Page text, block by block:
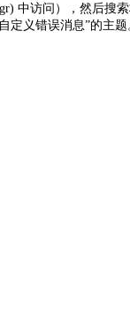
中访问），然后搜
定义错误消息”的主题